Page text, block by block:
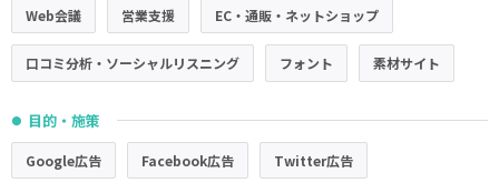
Web会議 営業支援 EC・通販・ネットショップ
口コミ分析・ソーシャルリスニング フォント 素材サイト
● 目的・施策
Google広告 Facebook広告 Twitter広告